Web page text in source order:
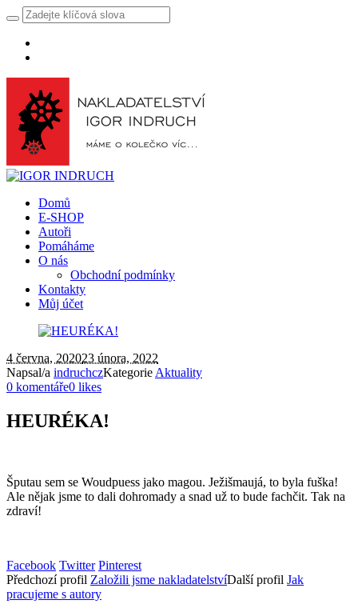
Domů
E-SHOP
Autoři
Pomáháme
O nás
Obchodní podmínky
Kontakty
Můj účet
4 června, 202023 února, 2022
Napsal/a indruchczKategorie Aktuality
0 komentáře0 likes
HEURÉKA!
Šputau sem se Woudpuess jako magou. Ježišmaujá, to byla fuška!
Ale nějak jsme to dali dohromady a snad už to bude fachčit. Tak na
zdraví!
Facebook Twitter Pinterest
Předchozíprofil Založili jsme nakladatelstvíDalšíprofil Jak
pracujeme s autory